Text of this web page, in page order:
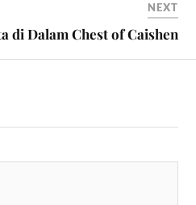
NEXT
di Dalam Chest of Caishen